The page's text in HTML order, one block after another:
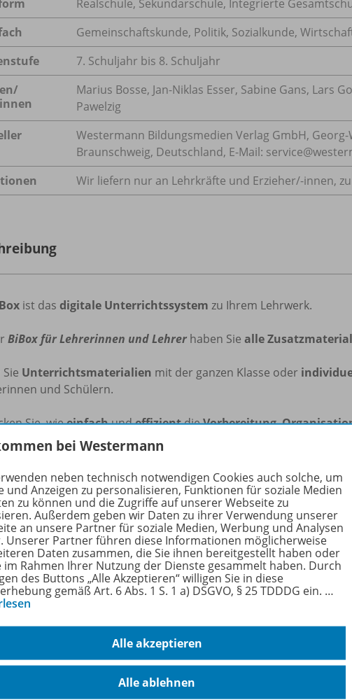
Realschule, Sekundarschule, Integrierte
Gemeinschaftskunde, Politik, Sozialkunde,
7. Schuljahr bis 8. Schuljahr
Marius Bosse, Jan-Niklas Esser, Sabine Gans, Lars
Pawelzig
Westermann Bildungsmedien Verlag GmbH,
Braunschweig, Deutschland, E-Mail:
Wir liefern nur an Lehrkräfte und Erzieher/-innen,
ist das digitale Unterrichtssystem zu Ihrem Lehrwerk.
BiBox für Lehrerinnen und Lehrer haben Sie alle
Sie Unterrichtsmaterialien mit der ganzen Klasse oder
und Schülern.
Sie, wieeinfachundeffizientdieVorbereitung,
sein kann!
für Lehrerinnen und Lehrerbeinhaltet:
hochaufgelöste SchulbuchPraxis Wirtschaft Politik 2Nordrhein-
zum Schulbuch
Arbeitsblätter, teilweise dreifach differenziert, und
Hinweise
und Literaturhinweise, Links und Filmtipps
u.a. Lehrbuch-Seiten in vereinfachter Sprache
zu thematisch passenden Schroedel aktuell-
für die Arbeit mit den Buchseiten
Funktion für eigene Dateien
für Ihre Schülerinnen und Schüler
bei Westermann
neben technisch notwendigen Cookies auch solche, um
und Anzeigen zu personalisieren, Funktionen für soziale Medien
zu können und die Zugriffe auf unserer Webseite zu
Außerdem geben wir Daten zu ihrer Verwendung unserer
an unsere Partner für soziale Medien, Werbung und Analysen
Unserer Partner führen diese Informationen möglicherweise
Daten zusammen, die Sie ihnen bereitgestellt haben oder
im Rahmen Ihrer Nutzung der Dienste gesammelt haben. Durch
des Buttons „Alle Akzeptieren“ willigen Sie in diese
gemäß Art. 6 Abs. 1 S. 1 a) DSGVO, § 25 TDDDG ein. …
Alle akzeptieren
Alle ablehnen